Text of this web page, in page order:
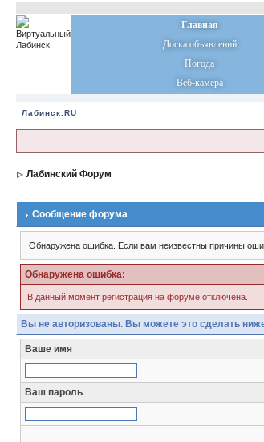
Главная
Доска объявлений
Погода
Веб-камера
Лабинск.RU
Лабинский Форум
Сообщение форума
Обнаружена ошибка. Если вам неизвестны причины
Обнаружена ошибка:
В данный момент регистрация на форуме отключена.
Вы не авторизованы. Вы можете это сделать
Ваше имя
Ваш пароль